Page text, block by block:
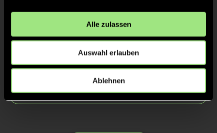
Alle zulassen
Auswahl erlauben
Ablehnen
Emma Marie
C.
Amelia
M.